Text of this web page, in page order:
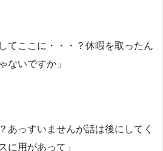
てここに・・・？休暇を取ったん
ないですか」
あっすいませんが話は後にしてく
に用があって」